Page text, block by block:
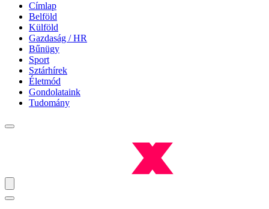
Címlap
Belföld
Külföld
Gazdaság / HR
Bűnügy
Sport
Sztárhírek
Életmód
Gondolataink
Tudomány